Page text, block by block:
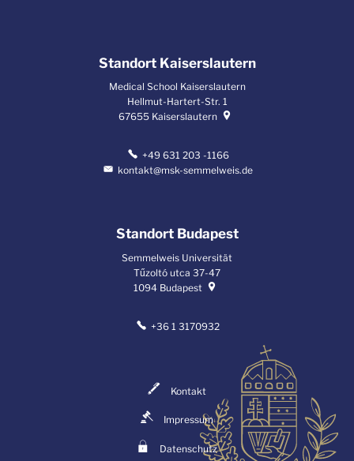
Standort Kaiserslautern
Medical School Kaiserslautern
Hellmut-Hartert-Str. 1
67655 Kaiserslautern
+49 631 203 -1166
kontakt@msk-semmelweis.de
Standort Budapest
Semmelweis Universität
Tűzoltó utca 37-47
1094 Budapest
+36 1 3170932
Kontakt
Impressum
Datenschutz